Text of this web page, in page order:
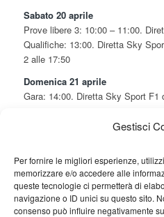
Gestisci
Per fornire le migliori esperienze,
memorizzare e/o accedere alle
queste tecnologie ci permetterà di
navigazione o ID unici su questo sito.
consenso può influire negativamente
Sabato 20 aprile
Prove libere 3: 10:00 – 11:00.
Qualifiche: 13:00. Diretta Sky
2 alle 17:50
Domenica 21 aprile
Gara: 14:00. Diretta Sky Sport F1